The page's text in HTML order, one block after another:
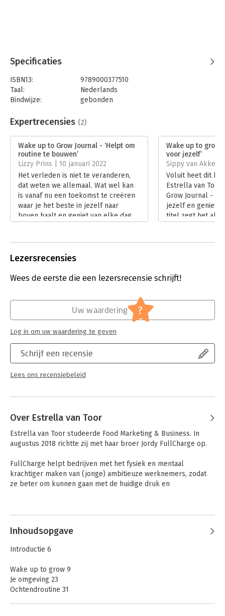
Specificaties
ISBN13:
9789000377510
Taal:
Nederlands
Bindwijze:
gebonden
Uitgever:
Unieboek | Het Spectrum
Verschijningsdatum:
1-9-2021
Hoofdrubriek:
Persoonlijke effectiviteit
Herdrukdatum:
Expertrecensies (2)
Wake up to Grow Journal - ‘Helpt om
routine te bouwen’
Lizzy Prins | 10 januari 2022
Het verleden is niet te veranderen,
dat weten we allemaal. Wat wel kan
is vanaf nu een toekomst te creëren
waar je het beste in jezelf naar
boven haalt en geniet van elke dag.
Lees verder
Wake up to grow
voor jezelf’
Sippy van Akker |
Voluit heet dit
Estrella van Toor
Grow Journal -
jezelf en geniet
titel zegt het al,
Lezersrecensies
Wees de eerste die een lezersrecensie schrijft!
Schrijf een recensie
Lees ons recensiebeleid
Uw waardering ?
Log in om uw waardering te geven
Over Estrella van Toor
Estrella van Toor studeerde Food Marketing & Business. In
augustus 2018 richtte zij met haar broer Jordy FullCharge op.
FullCharge helpt bedrijven met het fysiek en mentaal
krachtiger maken van (jonge) ambitieuze werknemers, zodat
ze beter om kunnen gaan met de huidige druk en
Inhoudsopgave
Introductie 6
Wake up to grow 9
Je omgeving 23
Ochtendroutine 31